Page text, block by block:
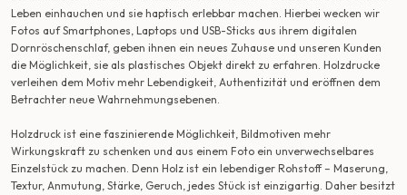
Leben einhauchen und sie haptisch erlebbar machen. Hierbei wecken wir
Fotos auf Smartphones, Laptops und USB-Sticks aus ihrem digitalen
Dornröschenschlaf, geben ihnen ein neues Zuhause und unseren Kunden
die Möglichkeit, sie als plastisches Objekt direkt zu erfahren. Holzdrucke
verleihen dem Motiv mehr Lebendigkeit, Authentizität und eröffnen dem
Betrachter neue Wahrnehmungsebenen.
Holzdruck ist eine faszinierende Möglichkeit, Bildmotiven mehr
Wirkungskraft zu schenken und aus einem Foto ein unverwechselbares
Einzelstück zu machen. Denn Holz ist ein lebendiger Rohstoff – Maserung,
Textur, Anmutung, Stärke, Geruch, jedes Stück ist einzigartig. Daher besitzt